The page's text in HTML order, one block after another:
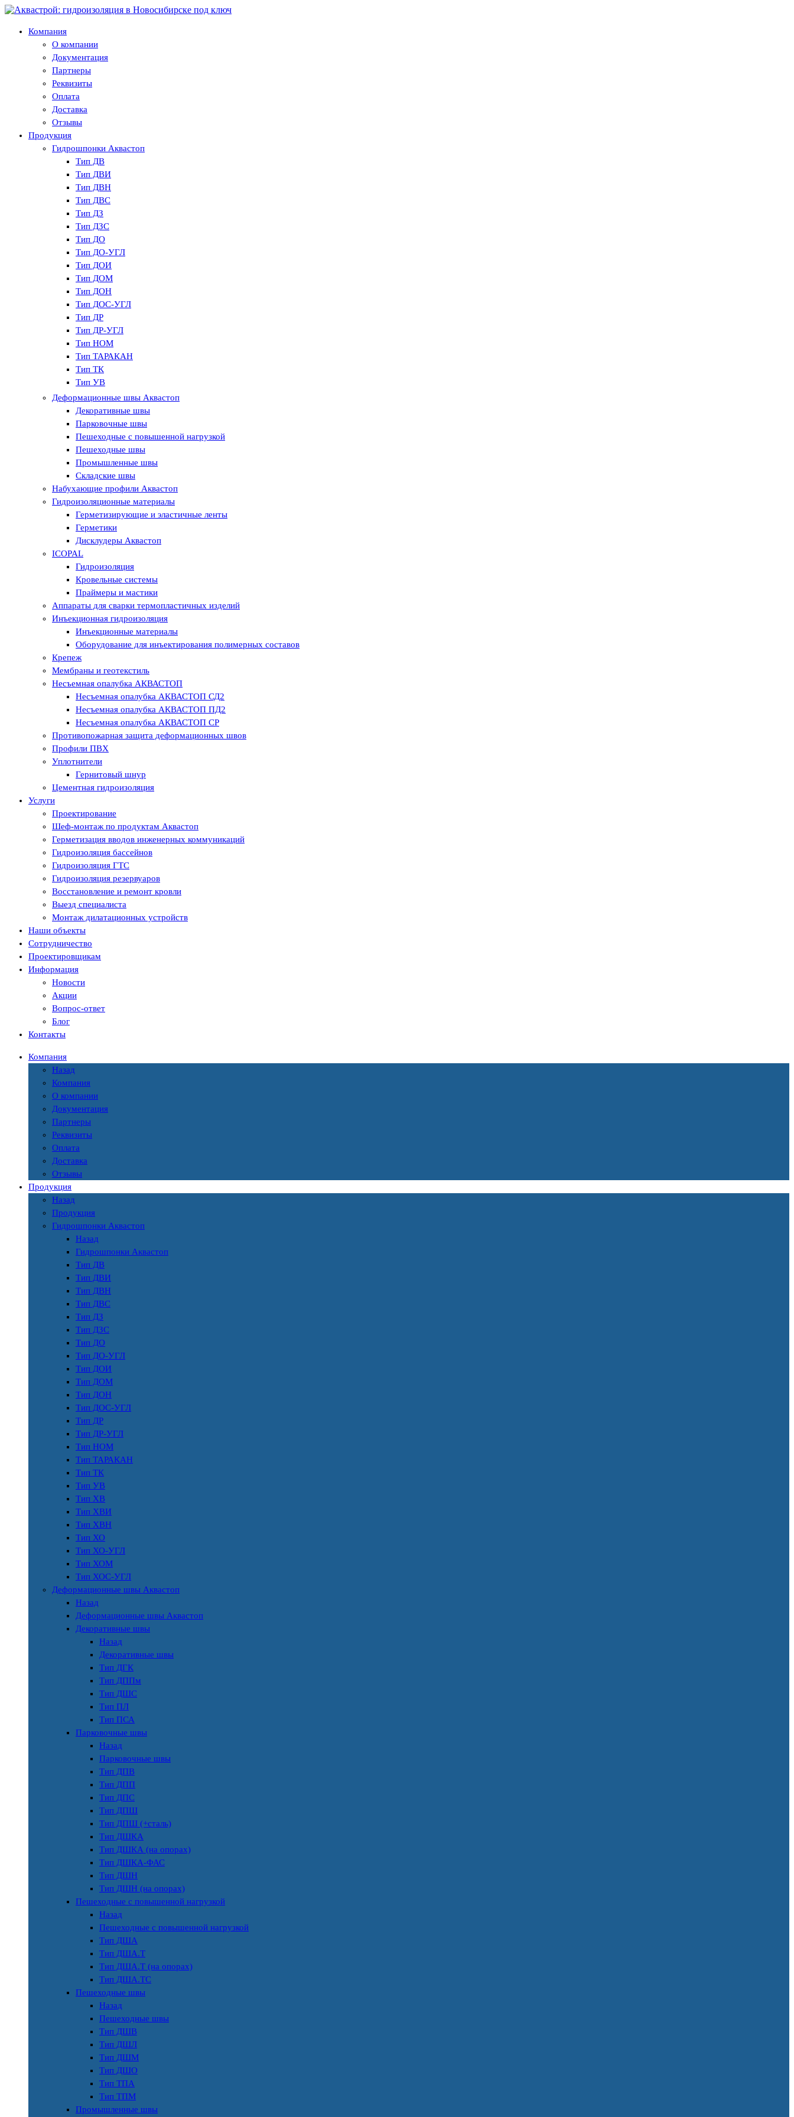
Компания
О компании
Документация
Партнеры
Реквизиты
Оплата
Доставка
Отзывы
Продукция
Гидрошпонки Аквастоп
Тип ДВ
Тип ДВИ
Тип ДВН
Тип ДВС
Тип ДЗ
Тип ДЗС
Тип ДО
Тип ДО-УГЛ
Тип ДОИ
Тип ДОМ
Тип ДОН
Тип ДОС-УГЛ
Тип ДР
Тип ДР-УГЛ
Тип НОМ
Тип ТАРАКАН
Тип ТК
Тип УВ
Тип ХВ
Тип ХВИ
Тип ХВН
Тип ХО
Тип ХО-УГЛ
Тип ХОМ
Тип ХОС-УГЛ
Деформационные швы Аквастоп
Декоративные швы
Парковочные швы
Пешеходные с повышенной нагрузкой
Пешеходные швы
Промышленные швы
Складские швы
Набухающие профили Аквастоп
Гидроизоляционные материалы
Герметизирующие и эластичные ленты
Герметики
Дисклудеры Аквастоп
ICOPAL
Гидроизоляция
Кровельные системы
Праймеры и мастики
Аппараты для сварки термопластичных изделий
Инъекционная гидроизоляция
Инъекционные материалы
Оборудование для инъектирования полимерных составов
Крепеж
Мембраны и геотекстиль
Несъемная опалубка АКВАСТОП
Несъемная опалубка АКВАСТОП СД2
Несъемная опалубка АКВАСТОП ПД2
Несъемная опалубка АКВАСТОП СР
Противопожарная защита деформационных швов
Профили ПВХ
Уплотнители
Гернитовый шнур
Цементная гидроизоляция
Услуги
Проектирование
Шеф-монтаж по продуктам Аквастоп
Герметизация вводов инженерных коммуникаций
Гидроизоляция бассейнов
Гидроизоляция ГТС
Гидроизоляция резервуаров
Восстановление и ремонт кровли
Выезд специалиста
Монтаж дилатационных устройств
Наши объекты
Сотрудничество
Проектировщикам
Информация
Новости
Акции
Вопрос-ответ
Блог
Контакты
Компания
Назад
Компания
О компании
Документация
Партнеры
Реквизиты
Оплата
Доставка
Отзывы
Продукция
Назад
Продукция
Гидрошпонки Аквастоп
Назад
Гидрошпонки Аквастоп
Тип ДВ
Тип ДВИ
Тип ДВН
Тип ДВС
Тип ДЗ
Тип ДЗС
Тип ДО
Тип ДО-УГЛ
Тип ДОИ
Тип ДОМ
Тип ДОН
Тип ДОС-УГЛ
Тип ДР
Тип ДР-УГЛ
Тип НОМ
Тип ТАРАКАН
Тип ТК
Тип УВ
Тип ХВ
Тип ХВИ
Тип ХВН
Тип ХО
Тип ХО-УГЛ
Тип ХОМ
Тип ХОС-УГЛ
Деформационные швы Аквастоп
Назад
Деформационные швы Аквастоп
Декоративные швы
Назад
Декоративные швы
Тип ДГК
Тип ДППм
Тип ДШС
Тип ПЛ
Тип ПСА
Парковочные швы
Назад
Парковочные швы
Тип ДПВ
Тип ДПП
Тип ДПС
Тип ДПШ
Тип ДПШ (+сталь)
Тип ДШКА
Тип ДШКА (на опорах)
Тип ДШКА-ФАС
Тип ДШН
Тип ДШН (на опорах)
Пешеходные с повышенной нагрузкой
Назад
Пешеходные с повышенной нагрузкой
Тип ДША
Тип ДША.Т
Тип ДША.Т (на опорах)
Тип ДША.ТС
Пешеходные швы
Назад
Пешеходные швы
Тип ДШВ
Тип ДШЛ
Тип ДШМ
Тип ДШО
Тип ТПА
Тип ТПМ
Промышленные швы